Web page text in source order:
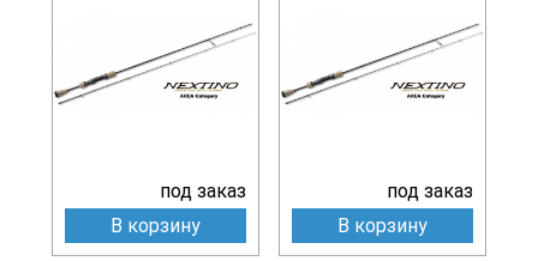
под заказ
В корзину
под заказ
В корзину